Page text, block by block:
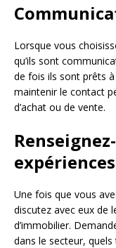
Lorsque vous
qu’ils sont
de fois ils sont prêts
maintenir le contact
d’achat ou de vente.
Une fois que vous
discutez avec eux de
d’immobilier.
dans le secteur,